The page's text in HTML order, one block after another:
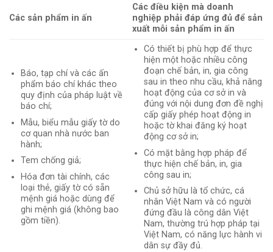
Các sản phẩm in ấn
Các điều kiện mà doanh
nghiệp phải đáp ứng đủ để sản
xuất mỗi sản phẩm in ấn
Báo, tạp chí và các ấn
phẩm báo chí khác theo
quy định của pháp luật về
báo chí;
Mẫu, biểu mẫu giấy tờ do
cơ quan nhà nước ban
hành;
Tem chống giả;
Hóa đơn tài chính, các
loại thẻ, giấy tờ có sẵn
mệnh giá hoặc dùng để
ghi mệnh giá (không bao
gồm tiền).
Có thiết bị phù hợp để thực
hiện một hoặc nhiều công
đoạn chế bản, in, gia công
sau in theo nhu cầu, khả năng
hoạt động của cơ sở in và
đúng với nội dung đơn đề nghị
cấp giấy phép hoạt động in
hoặc tờ khai đăng ký hoạt
động cơ sở in;
Có mặt bằng hợp pháp để
thực hiện chế bản, in, gia
công sau in;
Chủ sở hữu là tổ chức, cá
nhân Việt Nam và có người
đứng đầu là công dân Việt
Nam, thường trú hợp pháp tại
Việt Nam, có năng lực hành vi
dân sự đầy đủ.